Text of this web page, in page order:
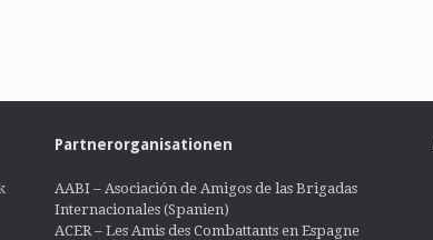
Partnerorganisationen
AABI – Asociación de Amigos de las Brigadas
Internacionales (Spanien)
ACER – Les Amis des Combattants en Espagne